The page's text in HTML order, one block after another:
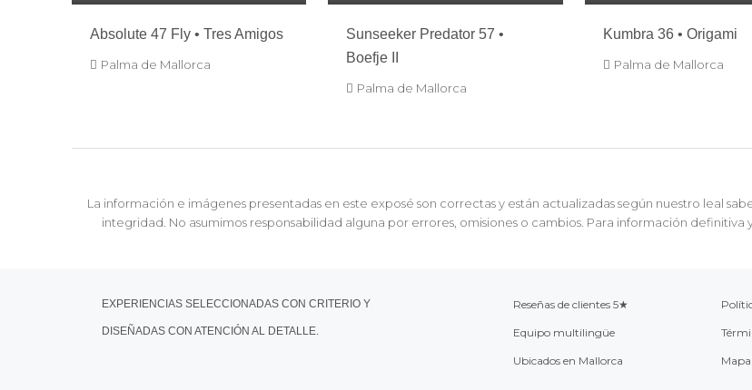
Absolute 47 Fly • Tres Amigos
Palma de Mallorca
Sunseeker Predator 57 •
Boefje II
Palma de Mallorca
Kumbra 36 • Origami
Palma de Mallorca
La información e imágenes presentadas en este exposé son correctas y están actualizadas según nuestro leal
integridad. No asumimos responsabilidad alguna por errores, omisiones o cambios. Para información
EXPERIENCIAS SELECCIONADAS CON CRITERIO Y
DISEÑADAS CON ATENCIÓN AL DETALLE.
Reseñas de clientes 5★
Equipo multilingüe
Ubicados en Mallorca